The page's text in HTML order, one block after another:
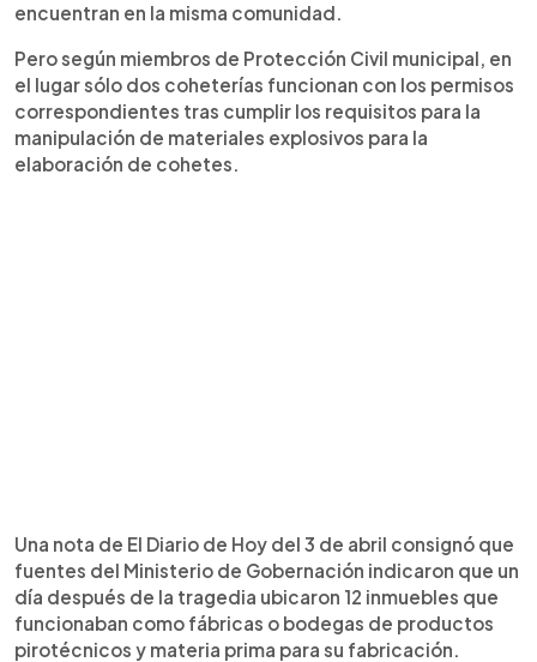
encuentran en la misma comunidad.
Pero según miembros de Protección Civil municipal, en
el lugar sólo dos coheterías funcionan con los permisos
correspondientes tras cumplir los requisitos para la
manipulación de materiales explosivos para la
elaboración de cohetes.
Una nota de El Diario de Hoy del 3 de abril consignó que
fuentes del Ministerio de Gobernación indicaron que un
día después de la tragedia ubicaron 12 inmuebles que
funcionaban como fábricas o bodegas de productos
pirotécnicos y materia prima para su fabricación.